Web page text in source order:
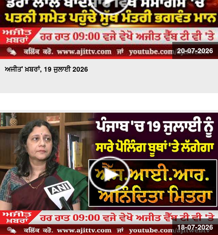
20-07-2026
ਅਜੀਤ' ਖ਼ਬਰਾਂ, 19 ਜੁਲਾਈ 2026
18-07-2026